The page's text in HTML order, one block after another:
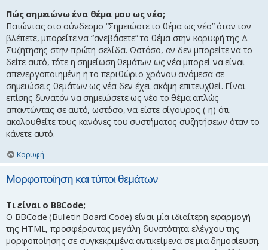
Πώς σημειώνω ένα θέμα μου ως νέο;
Πατώντας στο σύνδεσμο “Σημειώστε το θέμα ως νέο” όταν τον
βλέπετε, μπορείτε να “ανεβάσετε” το θέμα στην κορυφή της Δ.
Συζήτησης στην πρώτη σελίδα. Ωστόσο, αν δεν μπορείτε να το
δείτε αυτό, τότε η σημείωση θεμάτων ως νέα μπορεί να είναι
απενεργοποιημένη ή το περιθώριο χρόνου ανάμεσα σε
σημειώσεις θεμάτων ως νέα δεν έχει ακόμη επιτευχθεί. Είναι
επίσης δυνατόν να σημειώσετε ως νέο το θέμα απλώς
απαντώντας σε αυτό, ωστόσο, να είστε σίγουρος (-η) ότι
ακολουθείτε τους κανόνες του συστήματος συζητήσεων όταν το
κάνετε αυτό.
Κορυφή
Μορφοποίηση και τύποι θεμάτων
Τι είναι ο BBCode;
Ο BBCode (Bulletin Board Code) είναι μία ιδιαίτερη εφαρμογή
της HTML, προσφέροντας μεγάλη δυνατότητα ελέγχου της
μορφοποίησης σε συγκεκριμένα αντικείμενα σε μια δημοσίευση.